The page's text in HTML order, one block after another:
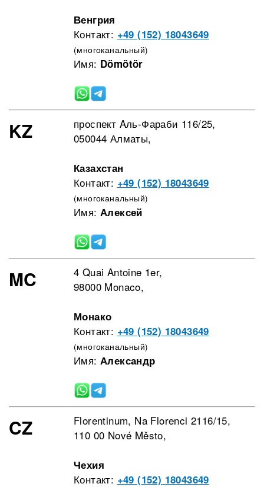
Венгрия
Контакт: +49 (152) 18043649
(многоканальный)
Имя: Dömötör
KZ
проспект Aль-Фараби 116/25,
050044 Алматы,
Казахстан
Контакт: +49 (152) 18043649
(многоканальный)
Имя: Алексей
MC
4 Quai Antoine 1er,
98000 Monaco,
Монако
Контакт: +49 (152) 18043649
(многоканальный)
Имя: Александр
CZ
Florentinum, Na Florenci 2116/15,
110 00 Nové Město,
Чехия
Контакт: +49 (152) 18043649